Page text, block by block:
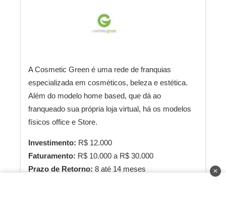
A Cosmetic Green é uma rede de franquias
especializada em cosméticos, beleza e estética.
Além do modelo home based, que dá ao
franqueado sua própria loja virtual, há os modelos
físicos office e Store.
Investimento: R$ 12.000
Faturamento: R$ 10.000 a R$ 30.000
Prazo de Retorno: 8 até 14 meses ✕